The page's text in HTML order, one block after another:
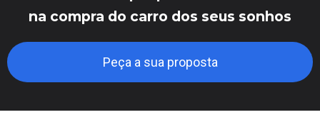
na compra do carro dos seus sonhos
Peça a sua proposta